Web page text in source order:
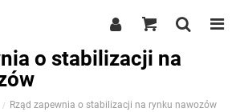
o stabilizacji na
Rząd zapewnia o stabilizacji na rynku nawozów